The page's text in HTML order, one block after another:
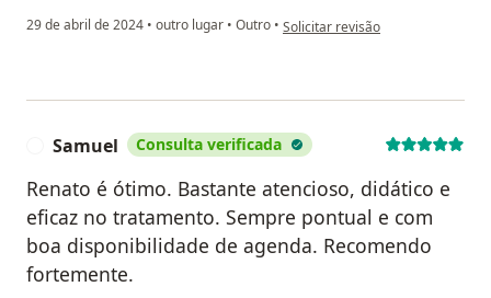
29 de abril de 2024 • outro lugar • Outro • na opinião do utilizador Thiago
Solicitar revisão
Samuel Consulta verificada
Renato é ótimo. Bastante atencioso, didático e
eficaz no tratamento. Sempre pontual e com
boa disponibilidade de agenda. Recomendo
fortemente.